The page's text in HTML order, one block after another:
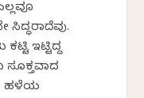
ಇಟ್ಟಿದ್ದ
ಹಳೆಯ